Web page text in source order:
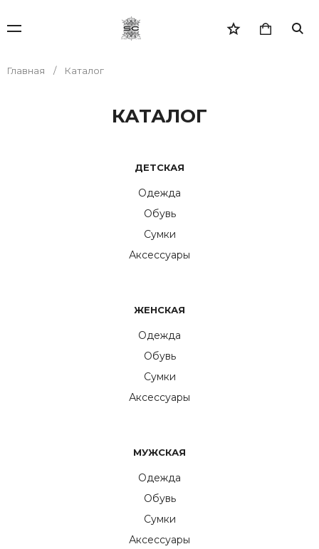
Главная Каталог
КАТАЛОГ
ДЕТСКАЯ
Одежда
Обувь
Сумки
Аксессуары
ЖЕНСКАЯ
Одежда
Обувь
Сумки
Аксессуары
МУЖСКАЯ
Одежда
Обувь
Сумки
Аксессуары